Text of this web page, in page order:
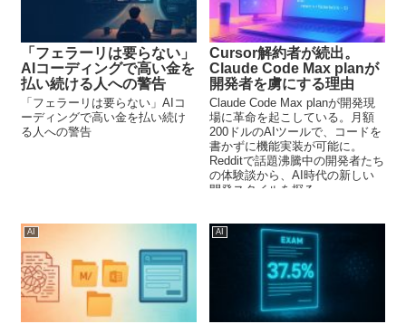
「フェラーリは要らない」
AIコーディングで高い金を
払い続ける人への警告
「フェラーリは要らない」AIコ
ーディングで高い金を払い続け
る人への警告
Cursor解約者が続出。
Claude Code Max planが
開発者を虜にする理由
Claude Code Max planが開発現
場に革命を起こしている。月額
200ドルのAIツールで、コードを
書かずに機能実装が可能に。
Redditで話題沸騰中の開発者たち
の体験談から、AI時代の新しい
開発スタイルを探る。
AI AI